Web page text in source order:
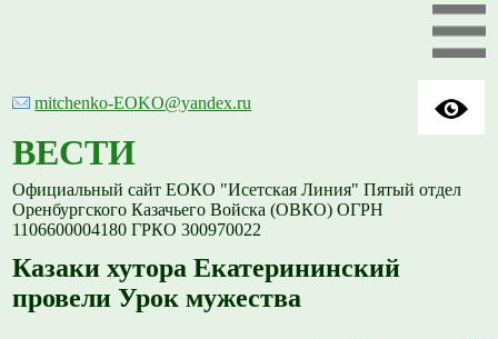
mitchenko-EOKO@yandex.ru
ВЕСТИ
Официальный сайт ЕОКО "Исетская Линия" Пятый отдел
Оренбургского Казачьего Войска (ОВКО) ОГРН
1106600004180 ГРКО 300970022
Казаки хутора Екатерининский
провели Урок мужества